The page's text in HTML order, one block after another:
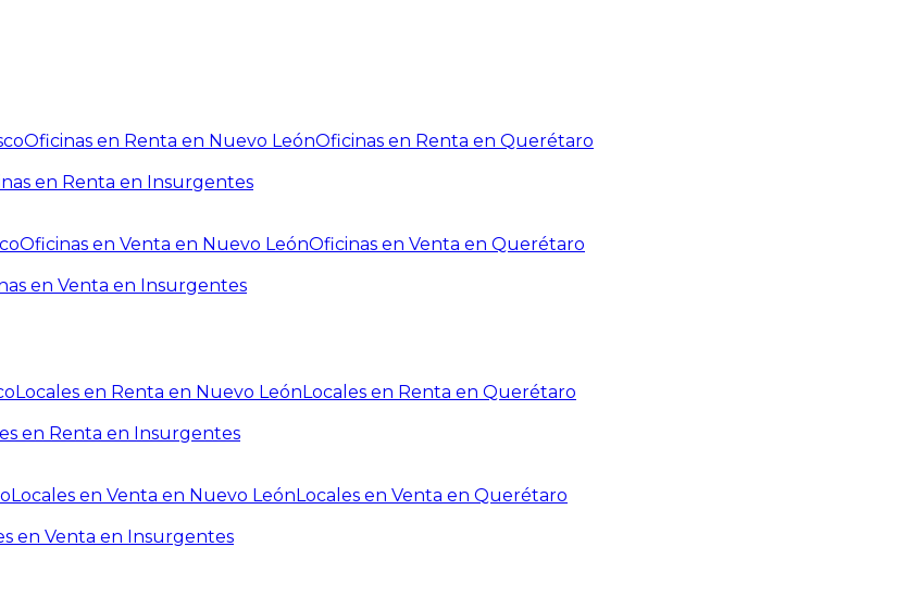
Oficinas en Renta en Nuevo LeónOficinas en Renta en Querétaro
en Renta en Insurgentes
Oficinas en Venta en Nuevo LeónOficinas en Venta en Querétaro
en Venta en Insurgentes
Locales en Renta en Nuevo LeónLocales en Renta en Querétaro
en Renta en Insurgentes
Locales en Venta en Nuevo LeónLocales en Venta en Querétaro
en Venta en Insurgentes